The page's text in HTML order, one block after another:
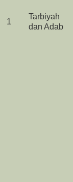
1
Tarbiyah
dan Adab